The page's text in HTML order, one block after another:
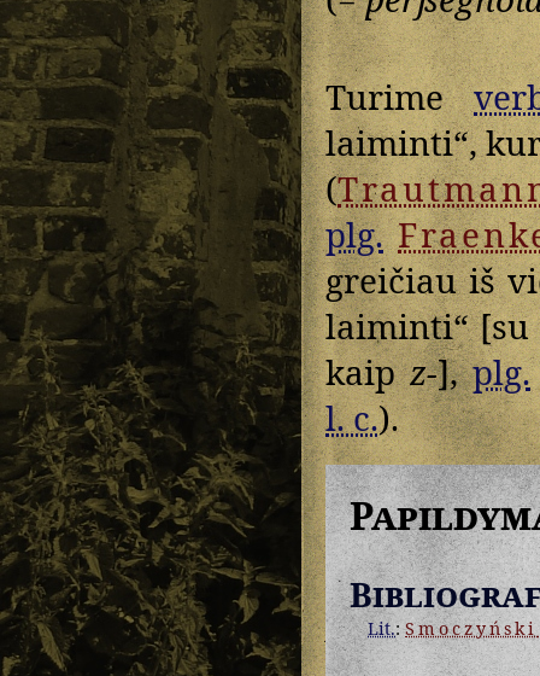
Turime
laiminti“,
(
plg.
greičiau iš
laiminti“
kaipz-],plg.
l. c.).
Lit.:Smoczyński